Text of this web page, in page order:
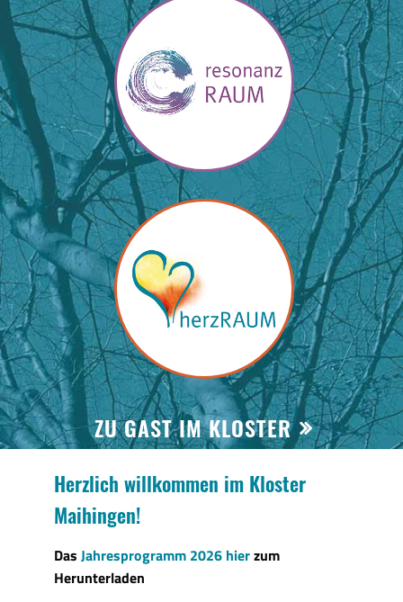
ZU GAST IM KLOSTER
Herzlich willkommen im Kloster
Maihingen!
Das Jahresprogramm 2026 hierzum
Herunterladen